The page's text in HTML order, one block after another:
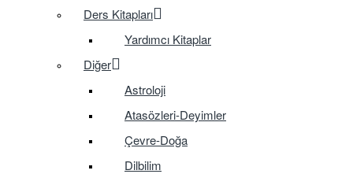
Ders Kitapları
Yardımcı Kitaplar
Diğer
Astroloji
Atasözleri-Deyimler
Çevre-Doğa
Dilbilim